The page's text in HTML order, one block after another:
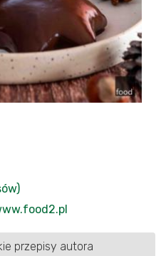
przepisy autora